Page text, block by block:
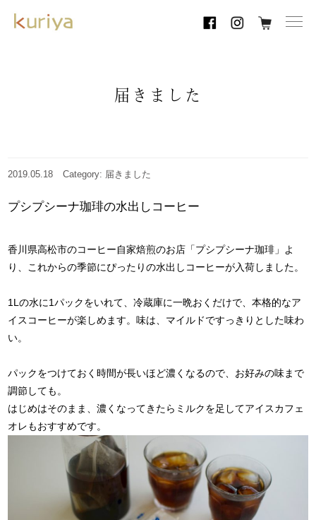
届きました
2019.05.18 Category: 届きました
プシプシーナ珈琲の水出しコーヒー
香川県高松市のコーヒー自家焙煎のお店「プシプシーナ珈琲」よ
り、これからの季節にぴったりの水出しコーヒーが入荷しました。
1Lの水に1パックをいれて、冷蔵庫に一晩おくだけで、本格的なア
イスコーヒーが楽しめます。味は、マイルドですっきりとした味わ
い。
パックをつけておく時間が長いほど濃くなるので、お好みの味まで
調節しても。
はじめはそのまま、濃くなってきたらミルクを足してアイスカフェ
オレもおすすめです。